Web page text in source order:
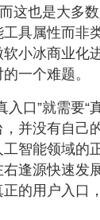
这也是大多
具属性而非
小冰商业化
一个难题。
口”就需要“
并没有自己
智能领域的
逢源快速发
的用户入口